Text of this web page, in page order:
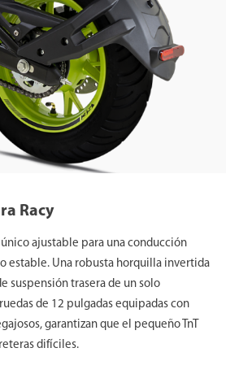
Racy
ajustable para una conducción
estable. Una robusta horquilla invertida
suspensión trasera de un solo
de 12 pulgadas equipadas con
garantizan que el pequeño TnT
difíciles.